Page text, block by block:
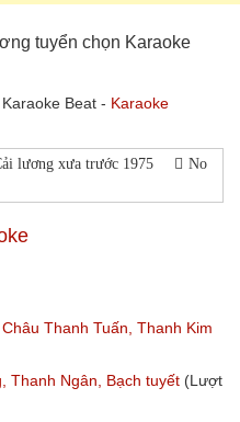
tuyển chọn Karaoke
Beat - Karaoke
lương xưa trước 1975
No
Thanh Tuấn, Thanh Kim
Thanh Ngân, Bạch tuyết (Lượt